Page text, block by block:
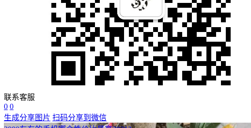
联系客服
0 0
生成分享图片 扫码分享到微信